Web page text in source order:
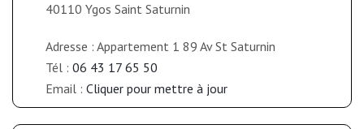
40110 Ygos Saint Saturnin
Adresse : Appartement 1 89 Av St Saturnin
Tél : 06 43 17 65 50
Email : Cliquer pour mettre à jour